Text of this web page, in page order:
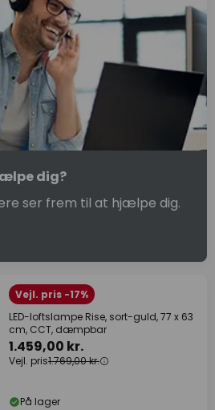
dig?
ser frem til at hjælpe dig.
Vejl. pris -17%
LED-loftslampe Rise, sort-guld, 77 x 63
cm, CCT, dæmpbar
1.459,00 kr.
Vejl. pris1.769,00 kr.
På lager